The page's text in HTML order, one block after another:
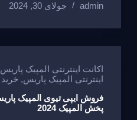
at
s
A
p
p
e
gr
a
m
c
e
b
o
o
k
admin جولای 30, 2024
اکانت اینترنتی المپیک پاریس
اینترنتی المپیک پاریس, خرید IPTV المپیک فرانسه
پخش المپیک 2024